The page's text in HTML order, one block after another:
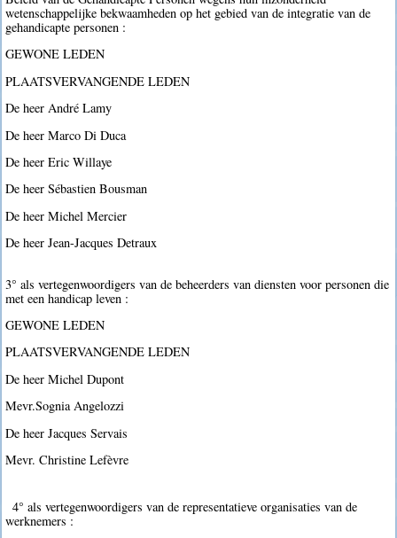
wetenschappelijke bekwaamheden op het gebied van de integratie van de
gehandicapte personen :
GEWONE LEDEN
PLAATSVERVANGENDE LEDEN
De heer André Lamy
De heer Marco Di Duca
De heer Eric Willaye
De heer Sébastien Bousman
De heer Michel Mercier
De heer Jean-Jacques Detraux
3° als vertegenwoordigers van de beheerders van diensten voor personen die
met een handicap leven :
GEWONE LEDEN
PLAATSVERVANGENDE LEDEN
De heer Michel Dupont
Mevr.Sognia Angelozzi
De heer Jacques Servais
Mevr. Christine Lefèvre
4° als vertegenwoordigers van de representatieve organisaties van de
werknemers :